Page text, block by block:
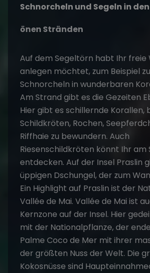
Schnorcheln und Segeln in
önen Stränden
Auf dem Segeltörn habt Ihr freie
anlegen möchtet, zum Beispiel
Schnorcheln in wunderbaren
Am Strand gibt es die Gezeiten
Hier gibt es schillernde Korallen,
Schildkröten, Rochen,
Riffhaie zu bewundern. Auch
Riesenschildkröten könnt Ihr am
entdecken. Auf der Insel Praslin
üppigen Dschungel, der zum
Ein Highlight auf Praslin ist der
Vallée de Mai. Vallée de Mai ist
Kernzone auf der Insel. Hier
mit der Nationalpflanze, der
Palme Coco de Mer mit ihrer
der größten Nuss der Welt. Die
Kokosnüsse sind